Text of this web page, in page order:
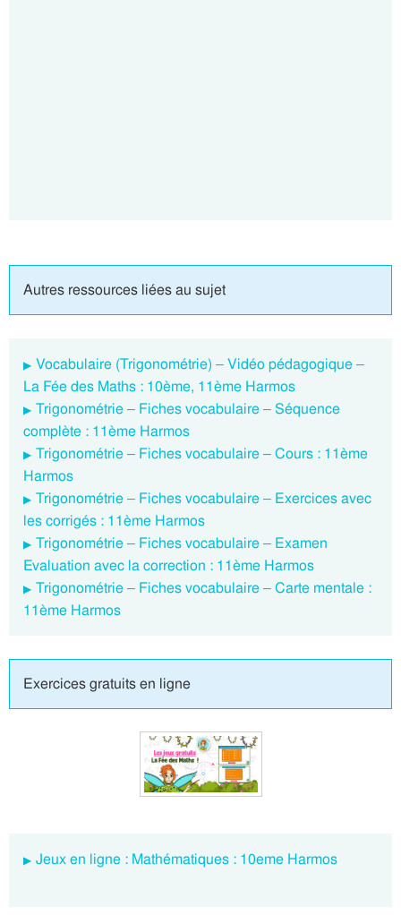
Autres ressources liées au sujet
Vocabulaire (Trigonométrie) – Vidéo pédagogique –
La Fée des Maths : 10ème, 11ème Harmos
Trigonométrie – Fiches vocabulaire – Séquence
complète : 11ème Harmos
Trigonométrie – Fiches vocabulaire – Cours : 11ème
Harmos
Trigonométrie – Fiches vocabulaire – Exercices avec
les corrigés : 11ème Harmos
Trigonométrie – Fiches vocabulaire – Examen
Evaluation avec la correction : 11ème Harmos
Trigonométrie – Fiches vocabulaire – Carte mentale :
11ème Harmos
Exercices gratuits en ligne
Jeux en ligne : Mathématiques : 10eme Harmos